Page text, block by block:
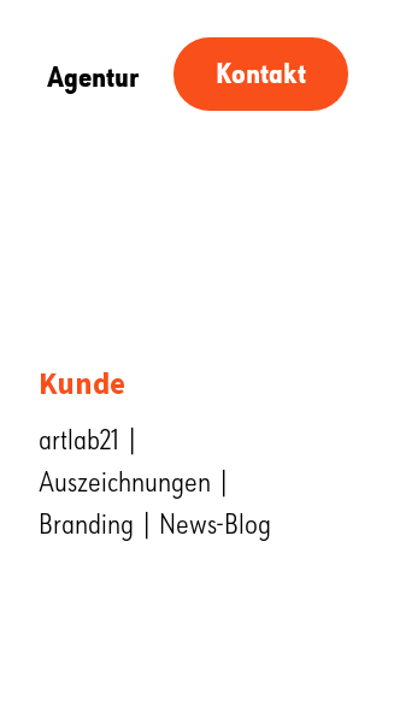
Agentur Kontakt
Kunde
artlab21 |
Auszeichnungen |
Branding | News-Blog